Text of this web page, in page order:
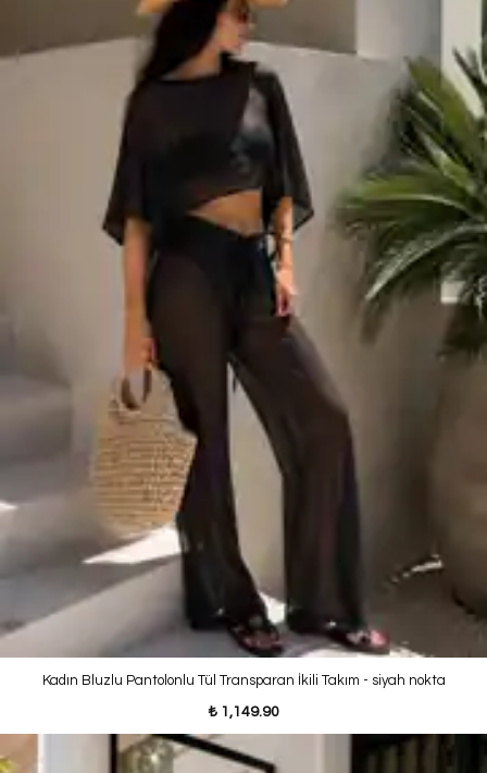
Kadın Bluzlu Pantolonlu Tül Transparan İkili Takım - siyah nokta
₺ 1,149.90